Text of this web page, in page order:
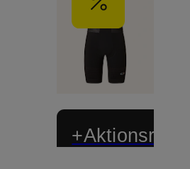
+Aktionsrabatt